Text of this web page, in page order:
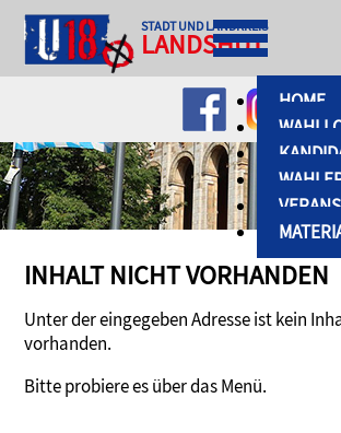
STADT UND LANDKREIS
LANDSHUT
HOME
INHALT NICHT VORHANDEN
Unter der eingegeben Adresse ist kein
vorhanden.
Bitte probiere es über das Menü.